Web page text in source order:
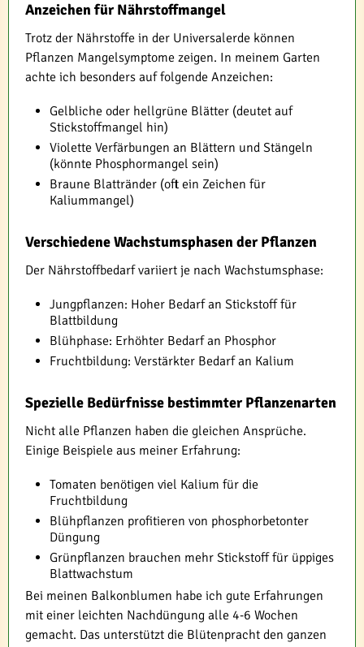
Anzeichen für Nährstoffmangel
Trotz der Nährstoffe in der Universalerde können
Pflanzen Mangelsymptome zeigen. In meinem Garten
achte ich besonders auf folgende Anzeichen:
Gelbliche oder hellgrüne Blätter (deutet auf
Stickstoffmangel hin)
Violette Verfärbungen an Blättern und Stängeln
(könnte Phosphormangel sein)
Braune Blattränder (oft ein Zeichen für
Kaliummangel)
Verschiedene Wachstumsphasen der Pflanzen
Der Nährstoffbedarf variiert je nach Wachstumsphase:
Jungpflanzen: Hoher Bedarf an Stickstoff für
Blattbildung
Blühphase: Erhöhter Bedarf an Phosphor
Fruchtbildung: Verstärkter Bedarf an Kalium
Spezielle Bedürfnisse bestimmter Pflanzenarten
Nicht alle Pflanzen haben die gleichen Ansprüche.
Einige Beispiele aus meiner Erfahrung:
Tomaten benötigen viel Kalium für die
Fruchtbildung
Blühpflanzen profitieren von phosphorbetonter
Düngung
Grünpflanzen brauchen mehr Stickstoff für üppiges
Blattwachstum
Bei meinen Balkonblumen habe ich gute Erfahrungen
mit einer leichten Nachdüngung alle 4-6 Wochen
gemacht. Das unterstützt die Blütenpracht den ganzen